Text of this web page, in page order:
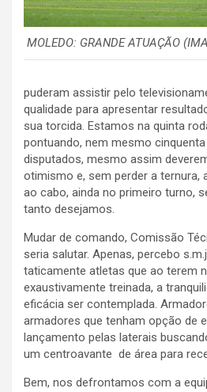
MOLEDO: GRANDE ATUAÇÃO
puderam assistir pelo
qualidade para apresentar
sua torcida. Estamos na quinta
pontuando, nem mesmo
disputados, mesmo assim
otimismo e, sem perder a ternura,
ao cabo, ainda no primeiro turno,
tanto desejamos.
Mudar de comando, Comissão
seria salutar. Apenas, percebo
taticamente atletas que ao terem
exaustivamente treinada, a
eficácia ser contemplada.
armadores que tenham opção de
lançamento pelas laterais
um centroavante de área para
Bem, nos defrontamos com a